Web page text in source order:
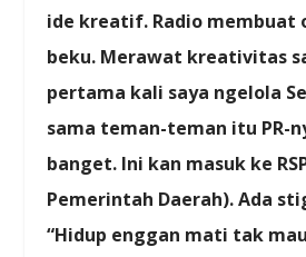
ide kreatif. Radio membuat
beku. Merawat kreativitas
pertama kali saya ngelola
sama teman-teman itu PR-
banget. Ini kan masuk ke
Pemerintah Daerah). Ada
“Hidup enggan mati tak